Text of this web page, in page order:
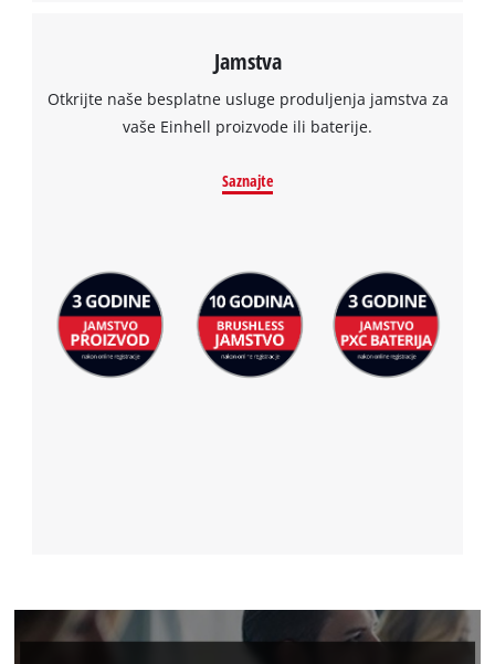
Jamstva
Otkrijte naše besplatne usluge produljenja jamstva za
vaše Einhell proizvode ili baterije.
Saznajte